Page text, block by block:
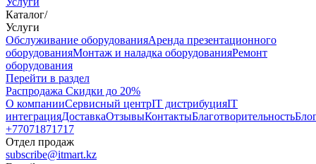
Каталог/
Услуги
Oбслуживание оборудованияАренда презентационного
оборудованияМонтаж и наладка оборудованияРемонт
оборудования
Перейти в раздел
Распродажа Скидки до 20%
О компанииСервисный центрIT дистрибуцияIT
интеграцияДоставкаОтзывыКонтактыБлаготворительность
+77071871717
Отдел продаж
subscribe@itmart.kz